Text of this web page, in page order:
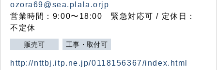
ozora69@sea.plala.orjp
営業時間：9:00〜18:00 緊急対応可 / 定休日：
不定休
販売可 工事・取付可
http://nttbj.itp.ne.jp/0118156367/index.html